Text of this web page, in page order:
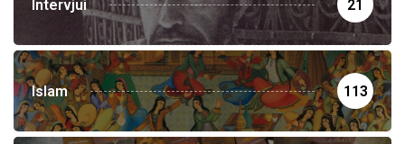
Intervjui 21
Islam 113